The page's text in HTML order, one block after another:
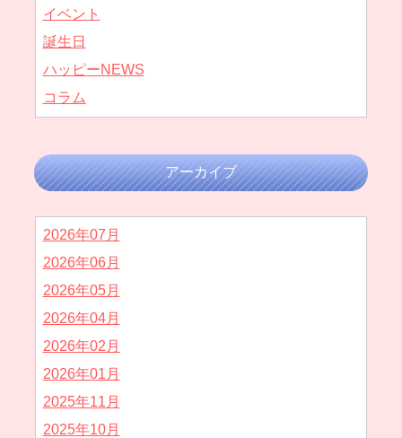
イベント
誕生日
ハッピーNEWS
コラム
アーカイブ
2026年07月
2026年06月
2026年05月
2026年04月
2026年02月
2026年01月
2025年11月
2025年10月